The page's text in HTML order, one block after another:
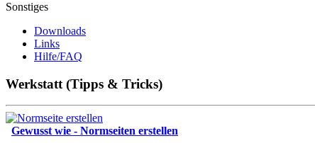
Sonstiges
Downloads
Links
Hilfe/FAQ
Werkstatt (Tipps & Tricks)
Gewusst wie - Normseiten erstellen